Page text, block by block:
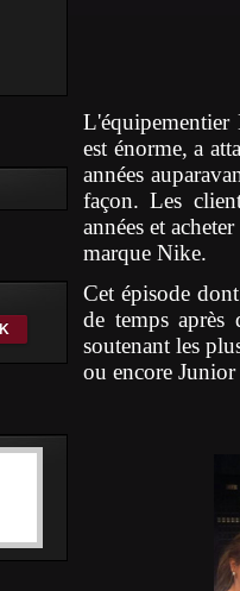
est énorme, a
années
façon. Les
années et
marque Nike.
Cet épisode
de temps
soutenant les
ou encore